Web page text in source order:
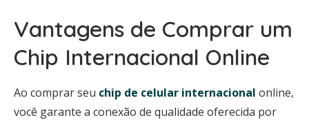
Vantagens de Comprar um
Chip Internacional Online
Ao comprar seu chip de celular internacional online,
você garante a conexão de qualidade oferecida por